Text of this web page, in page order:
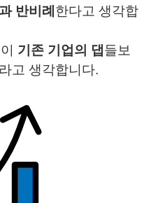
반비례 한다고 생각합
기존 기업의 댑 들보
고 생각합니다.